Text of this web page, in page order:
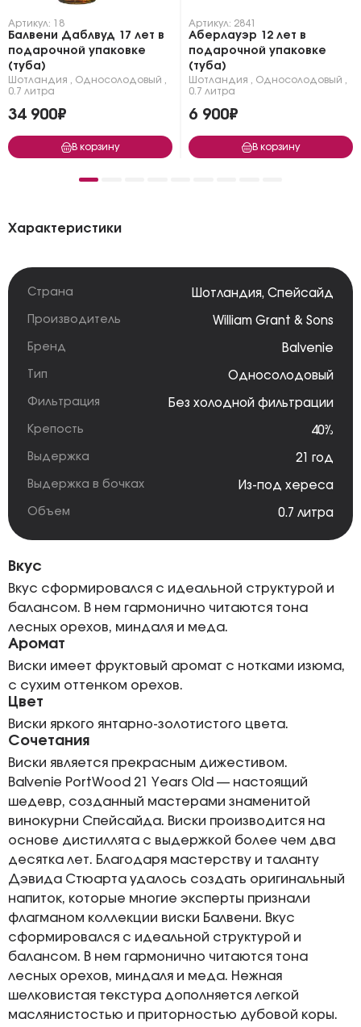
Артикул: 18
Балвени Даблвуд 17 лет в
подарочной упаковке
(туба)
Шотландия Односолодовый
0.7 литра
34 900₽
В корзину
Артикул: 2841
Аберлауэр 12 лет в
подарочной упаковке
(туба)
Шотландия Односолодовый
0.7 литра
6 900₽
В корзину
Характеристики
Страна Шотландия, Спейсайд
Производитель William Grant & Sons
Бренд Balvenie
Тип Односолодовый
Фильтрация Без холодной фильтрации
Крепость 40%
Выдержка 21 год
Выдержка в бочках Из-под хереса
Объем 0.7 литра
Вкус
Вкус сформировался с идеальной структурой и
балансом. В нем гармонично читаются тона
лесных орехов, миндаля и меда.
Аромат
Виски имеет фруктовый аромат с нотками изюма,
с сухим оттенком орехов.
Цвет
Виски яркого янтарно-золотистого цвета.
Сочетания
Виски является прекрасным дижестивом.
Balvenie PortWood 21 Years Old — настоящий
шедевр, созданный мастерами знаменитой
винокурни Спейсайда. Виски производится на
основе дистиллята с выдержкой более чем два
десятка лет. Благодаря мастерству и таланту
Дэвида Стюарта удалось создать оригинальный
напиток, которые многие эксперты признали
флагманом коллекции виски Балвени. Вкус
сформировался с идеальной структурой и
балансом. В нем гармонично читаются тона
лесных орехов, миндаля и меда. Нежная
шелковистая текстура дополняется легкой
маслянистостью и приторностью дубовой коры.